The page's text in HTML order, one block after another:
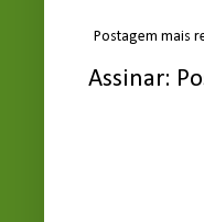
Postagem mais
Assinar: